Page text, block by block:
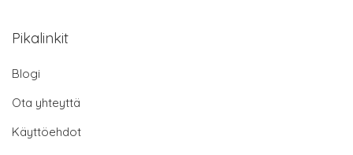
Pikalinkit
Blogi
Ota yhteyttä
Käyttöehdot